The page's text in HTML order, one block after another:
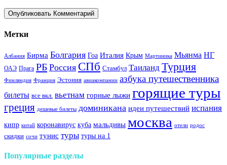
Метки
Албания Бирма Болгария Гоа Италия Крым Мартиника Мьянма НГ
ОАЭ Прага РБ Россия СПб Стамбул Таиланд Турция
Финляндия Франция Эстония авиакомпании азбука путешественника
билеты все вкл. вьетнам горные лыжи горящие туры
греция дешевые билеты доминикана идеи путешествий испания
кипр китай коронавирус куба мальдивы москва отели родос
скидки сочи тунис туры туры на 1
Популярные разделы